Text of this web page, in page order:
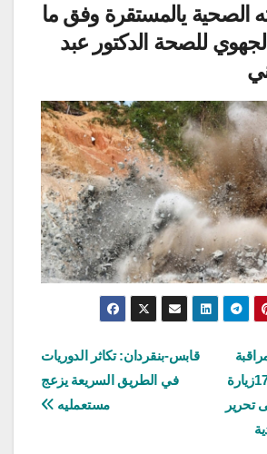
الصحية يالمستقرة وفق ما
للصحة الدكتور عبد
قابس-بنقردان: تكاثر الدوريات
في الطريق السريعة يزعج
مستعمليه
الاقتصادية تنجز 1781زيارة
تحرير